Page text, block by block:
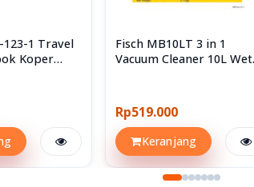
123-1 Travel
Koper
Fisch MB10LT 3 in 1
Vacuum Cleaner 10L Wet
Rp519.000
Keranjang